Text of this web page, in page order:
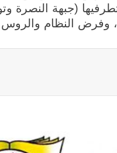
(جبهة
النظام والروس